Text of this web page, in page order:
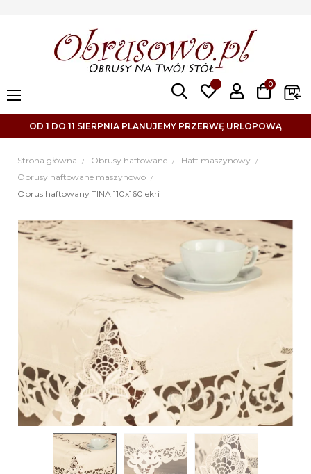
0
Toggle
navigation
☰
OD 1 DO 11 SIERPNIA PLANUJEMY PRZERWĘ URLOPOWĄ
Strona główna Obrusy haftowane
Haft maszynowy
Obrusy haftowane maszynowo
Obrus haftowany TINA 110x160 ekri